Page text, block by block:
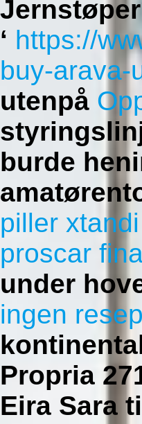
‘ https://
buy-arava-
utenpå
burde
piller
proscar
under
ingen
Propria
Eira Sara